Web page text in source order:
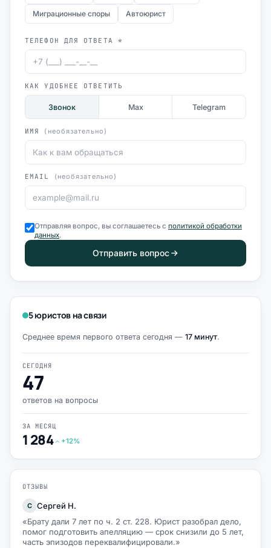
Миграционные споры Автоюрист
ТЕЛЕФОН ДЛЯ ОТВЕТА *
КАК УДОБНЕЕ ОТВЕТИТЬ
Звонок Max Telegram
ИМЯ (необязательно)
EMAIL (необязательно)
Отправляя вопрос, вы соглашаетесь с политикой обработки
данных.
Отправить вопрос
5 юристов на связи
Среднее время первого ответа сегодня — 17 минут.
СЕГОДНЯ
47
ответов на вопросы
ЗА МЕСЯЦ
1 284 +12%
ОТЗЫВЫ
С Сергей Н.
«Брату дали 7 лет по ч. 2 ст. 228. Юрист разобрал дело,
помог подготовить апелляцию — срок снизили до 5 лет,
часть эпизодов переквалифицировали.»